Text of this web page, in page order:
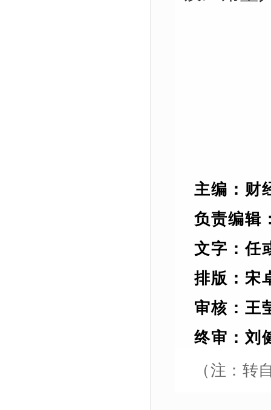
主编 ： 财
负责编辑
文字 ：任
排版 ： 宋
审核 ：
终审：刘
（注：转